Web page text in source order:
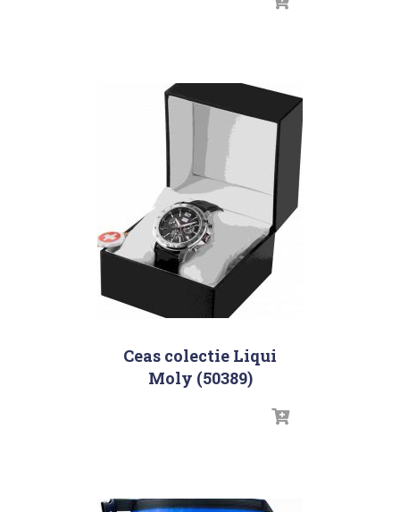
Ceas colectie Liqui
Moly (50389)